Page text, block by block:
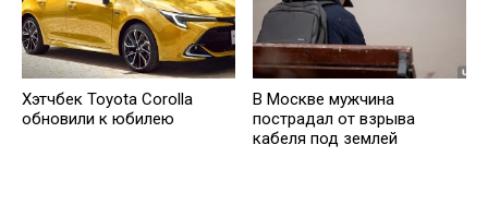
Хэтчбек Toyota Corolla
обновили к юбилею
В Москве мужчина
пострадал от взрыва
кабеля под землей